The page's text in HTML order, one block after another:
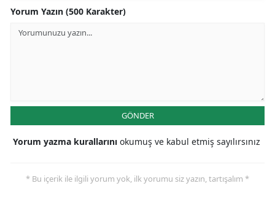
Yorum Yazın (500 Karakter)
GÖNDER
Yorum yazma kurallarını okumuş ve kabul etmiş sayılırsınız
* Bu içerik ile ilgili yorum yok, ilk yorumu siz yazın, tartışalım *